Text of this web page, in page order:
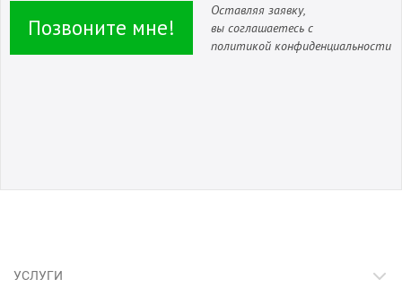
Позвоните мне!
Оставляя заявку,
вы соглашаетесь с
политикой конфиденциальности
УСЛУГИ